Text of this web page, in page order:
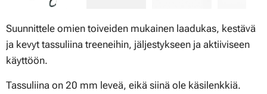
Suunnittele omien toiveiden mukainen laadukas, kestävä
ja kevyt tassuliina treeneihin, jäljestykseen ja aktiiviseen
käyttöön.
Tassuliina on 20 mm leveä, eikä siinä ole käsilenkkiä.